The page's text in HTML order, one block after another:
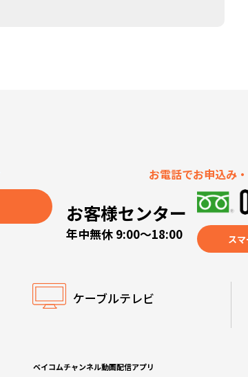
お電話でお申込み
お客様センター
年中無休 9:00～18:00 ス
ケーブルテレビ
ベイコムチャンネル動画配信アプリ